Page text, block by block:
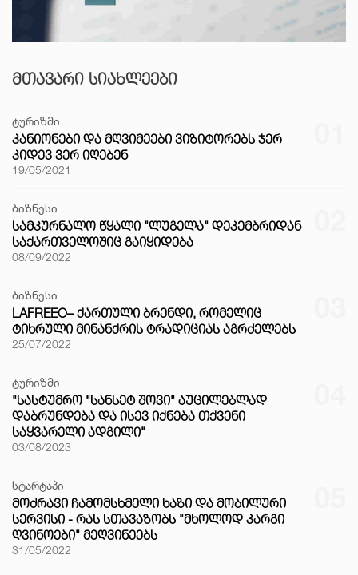
ᲛᲗᲐᲕᲐᲠᲘ ᲡᲘᲐᲮᲚᲔᲔᲑᲘ
ტურიზმი
ᲙᲐᲜᲘᲝᲜᲔᲑᲘ ᲓᲐ ᲛᲦᲕᲘᲛᲔᲔᲑᲘ ᲕᲘᲖᲘᲢᲝᲠᲔᲑᲡ ᲯᲔᲠ
ᲙᲘᲓᲔᲕ ᲕᲔᲠ ᲘᲦᲔᲑᲔᲜ
19/05/2021
ბიზნესი
ᲡᲐᲛᲙᲣᲠᲜᲐᲚᲝ ᲬᲧᲐᲚᲘ "ᲚᲣᲒᲔᲚᲐ" ᲓᲔᲙᲔᲛᲑᲠᲘᲓᲐᲜ
ᲡᲐᲥᲐᲠᲗᲕᲔᲚᲝᲨᲘᲪ ᲒᲐᲘᲧᲘᲓᲔᲑᲐ
08/09/2022
ბიზნესი
LAFREEO– ᲥᲐᲠᲗᲣᲚᲘ ᲑᲠᲔᲜᲓᲘ, ᲠᲝᲛᲔᲚᲘᲪ
ᲢᲘᲮᲠᲣᲚᲘ ᲛᲘᲜᲐᲜᲥᲠᲘᲡ ᲢᲠᲐᲓᲘᲪᲘᲐᲡ ᲐᲒᲠᲫᲔᲚᲔᲑᲡ
25/07/2022
ტურიზმი
"ᲡᲐᲡᲢᲣᲛᲠᲝ "ᲡᲐᲜᲡᲔᲢ ᲨᲝᲕᲘ" ᲐᲣᲪᲘᲚᲔᲑᲚᲐᲓ
ᲓᲐᲑᲠᲣᲜᲓᲔᲑᲐ ᲓᲐ ᲘᲡᲔᲕ ᲘᲥᲜᲔᲑᲐ ᲗᲥᲕᲔᲜᲘ
ᲡᲐᲧᲕᲐᲠᲔᲚᲘ ᲐᲓᲒᲘᲚᲘ"
03/08/2023
სტარტაპი
ᲛᲝᲫᲠᲐᲕᲘ ᲩᲐᲛᲝᲛᲡᲮᲛᲔᲚᲘ ᲮᲐᲖᲘ ᲓᲐ ᲛᲝᲑᲘᲚᲣᲠᲘ
ᲡᲔᲠᲕᲘᲡᲘ - ᲠᲐᲡ ᲡᲗᲐᲕᲐᲖᲝᲑᲡ "ᲛᲮᲝᲚᲝᲓ ᲙᲐᲠᲒᲘ
ᲦᲕᲘᲜᲝᲔᲑᲘ" ᲛᲔᲦᲕᲘᲜᲔᲔᲑᲡ
31/05/2022